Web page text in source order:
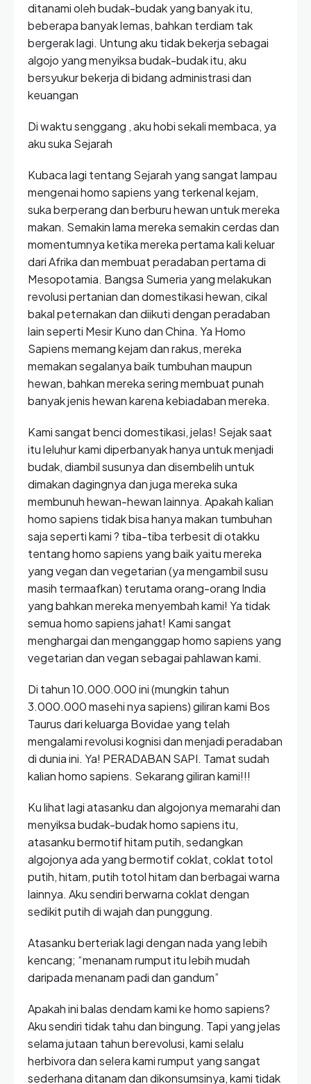
ditanami oleh budak-budak yang banyak itu,
beberapa banyak lemas, bahkan terdiam tak
bergerak lagi. Untung aku tidak bekerja sebagai
algojo yang menyiksa budak-budak itu, aku
bersyukur bekerja di bidang administrasi dan
keuangan
Di waktu senggang , aku hobi sekali membaca, ya
aku suka Sejarah
Kubaca lagi tentang Sejarah yang sangat lampau
mengenai homo sapiens yang terkenal kejam,
suka berperang dan berburu hewan untuk mereka
makan. Semakin lama mereka semakin cerdas dan
momentumnya ketika mereka pertama kali keluar
dari Afrika dan membuat peradaban pertama di
Mesopotamia. Bangsa Sumeria yang melakukan
revolusi pertanian dan domestikasi hewan, cikal
bakal peternakan dan diikuti dengan peradaban
lain seperti Mesir Kuno dan China. Ya Homo
Sapiens memang kejam dan rakus, mereka
memakan segalanya baik tumbuhan maupun
hewan, bahkan mereka sering membuat punah
banyak jenis hewan karena kebiadaban mereka.
Kami sangat benci domestikasi, jelas! Sejak saat
itu leluhur kami diperbanyak hanya untuk menjadi
budak, diambil susunya dan disembelih untuk
dimakan dagingnya dan juga mereka suka
membunuh hewan-hewan lainnya. Apakah kalian
homo sapiens tidak bisa hanya makan tumbuhan
saja seperti kami ? tiba-tiba terbesit di otakku
tentang homo sapiens yang baik yaitu mereka
yang vegan dan vegetarian (ya mengambil susu
masih termaafkan) terutama orang-orang India
yang bahkan mereka menyembah kami! Ya tidak
semua homo sapiens jahat! Kami sangat
menghargai dan menganggap homo sapiens yang
vegetarian dan vegan sebagai pahlawan kami.
Di tahun 10.000.000 ini (mungkin tahun
3.000.000 masehi nya sapiens) giliran kami Bos
Taurus dari keluarga Bovidae yang telah
mengalami revolusi kognisi dan menjadi peradaban
di dunia ini. Ya! PERADABAN SAPI. Tamat sudah
kalian homo sapiens. Sekarang giliran kami!!!
Ku lihat lagi atasanku dan algojonya memarahi dan
menyiksa budak-budak homo sapiens itu,
atasanku bermotif hitam putih, sedangkan
algojonya ada yang bermotif coklat, coklat totol
putih, hitam, putih totol hitam dan berbagai warna
lainnya. Aku sendiri berwarna coklat dengan
sedikit putih di wajah dan punggung.
Atasanku berteriak lagi dengan nada yang lebih
kencang; “menanam rumput itu lebih mudah
daripada menanam padi dan gandum”
Apakah ini balas dendam kami ke homo sapiens?
Aku sendiri tidak tahu dan bingung. Tapi yang jelas
selama jutaan tahun berevolusi, kami selalu
herbivora dan selera kami rumput yang sangat
sederhana ditanam dan dikonsumsinya, kami tidak